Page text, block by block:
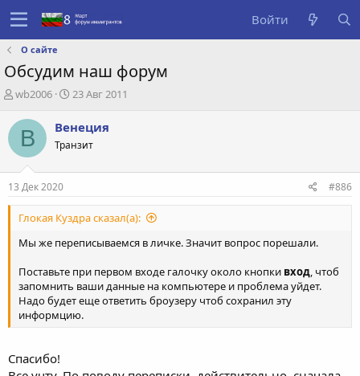
Войти
О сайте
Обсудим наш форум
А
т
р
е
м
wb2006
Д
т
а
с
н
и
23 Авг 2011
В Венеция
Транзит
13 Дек 2020 #886
Глокая Куздра сказал(а):
Мы же переписываемся в личке. Значит вопрос порешали.
Поставьте при первом входе галочку около кнопки вход , чтоб
запомнить ваши данные на компьютере и проблема уйдет.
Надо будет еще ответить броузеру чтоб сохранил эту
информцию.
Спасибо!